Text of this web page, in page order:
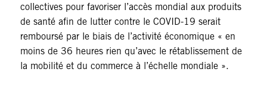
collectives pour favoriser l’accès mondial aux produits
de santé afin de lutter contre le COVID-19 serait
remboursé par le biais de l’activité économique « en
moins de 36 heures rien qu’avec le rétablissement de
la mobilité et du commerce à l’échelle mondiale ».